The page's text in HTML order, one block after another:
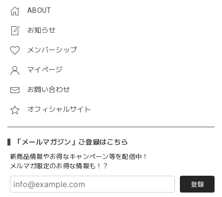
ABOUT
お知らせ
メンバーシップ
マイページ
お問い合わせ
オフィシャルサイト
「メールマガジン」ご登録はこちら
新商品情報やお得なキャンペーン等を配信中！
メルマガ限定のお得な情報も！？
登録